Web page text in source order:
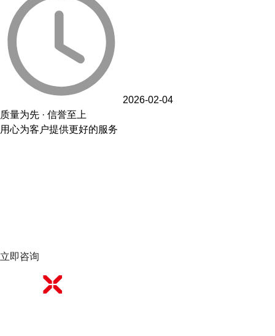
2026-02-04
质量为先 · 信誉至上
用心为客户提供更好的服务
立即咨询